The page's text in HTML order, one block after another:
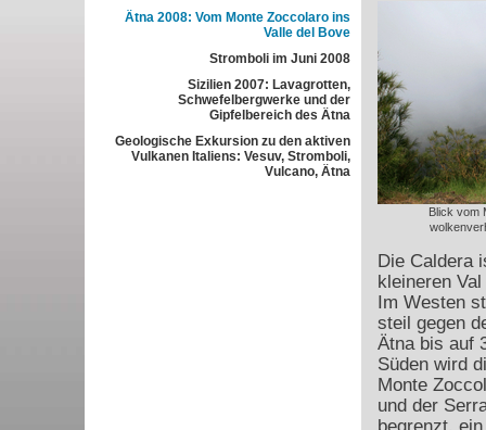
Ätna 2008: Vom Monte Zoccolaro ins
Valle del Bove
Stromboli im Juni 2008
Sizilien 2007: Lavagrotten,
Schwefelbergwerke und der
Gipfelbereich des Ätna
Geologische Exkursion zu den aktiven
Vulkanen Italiens: Vesuv, Stromboli,
Vulcano, Ätna
Blick vom
Die Caldera
kleineren
Im Westen
steil gegen
Ätna bis auf
Süden wird
Monte
und der